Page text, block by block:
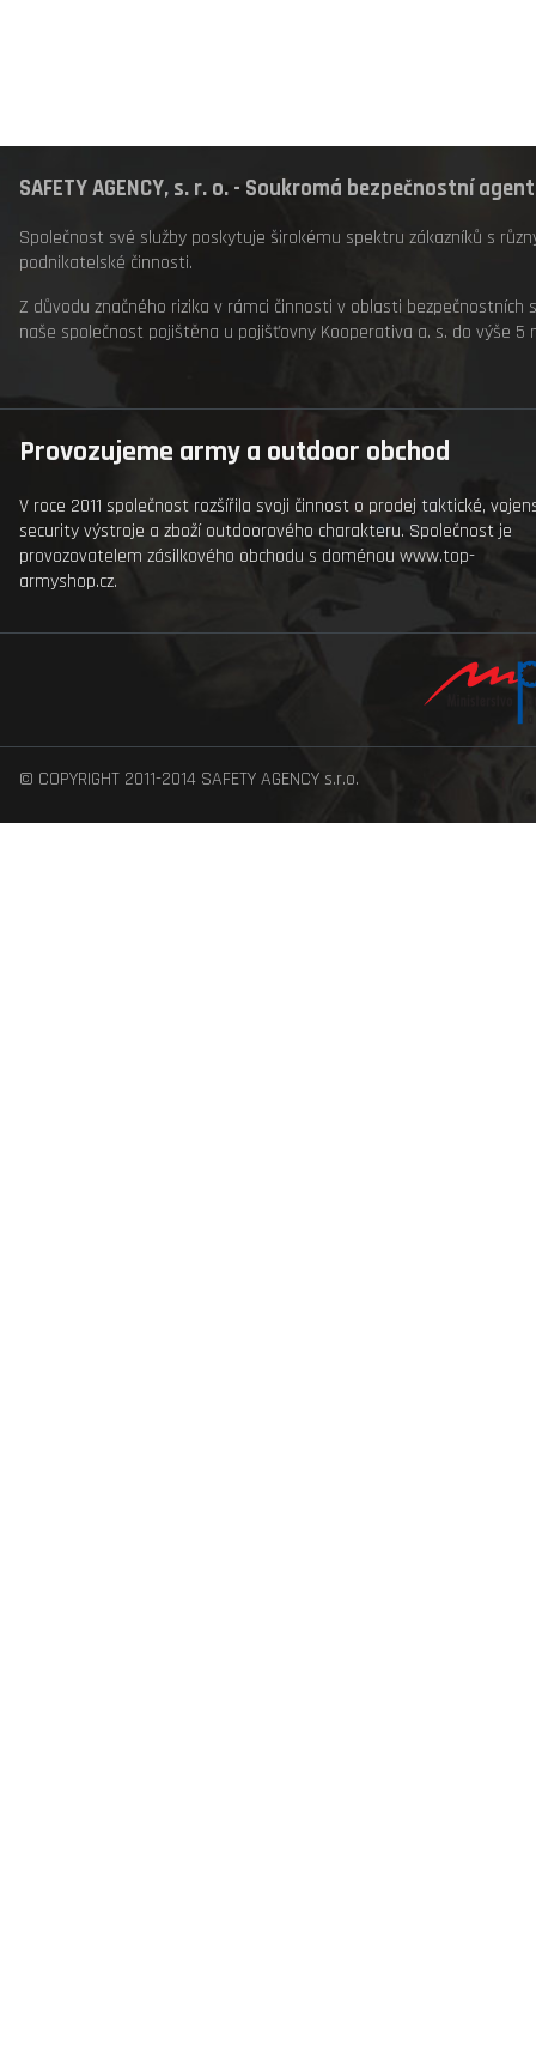
SAFETY AGENCY, s. r. o. - Soukromá bezpečnostní
Společnost své služby poskytuje širokému spektru zákazníků s
podnikatelské činnosti.
Z důvodu značného rizika v rámci činnosti v oblasti bezpečnostních
naše společnost pojištěna u pojišťovny Kooperativa a. s. do výše 5
Provozujeme army a outdoor obchod
V roce 2011 společnost rozšířila svoji činnost o prodej taktické,
security výstroje a zboží outdoorového charakteru. Společnost je
provozovatelem zásilkového obchodu s doménou www.top-
armyshop.cz.
© COPYRIGHT 2011-2014 SAFETY AGENCY s.r.o.